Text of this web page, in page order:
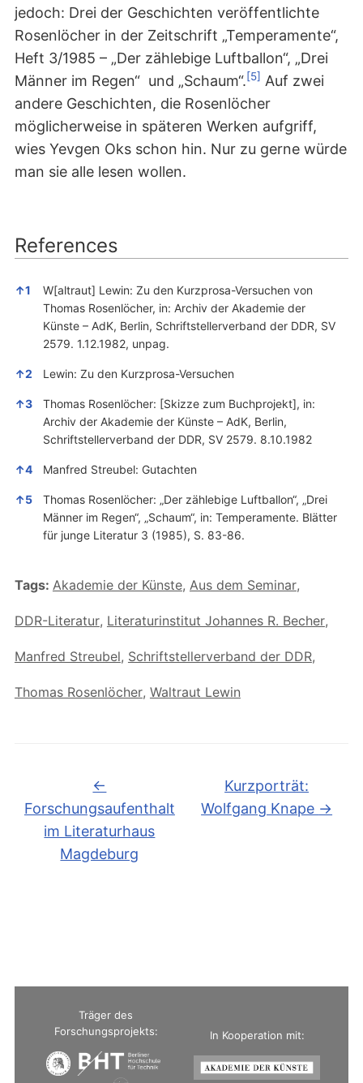
jedoch: Drei der Geschichten veröffentlichte
Rosenlöcher in der Zeitschrift „Temperamente“,
Heft 3/1985 – „Der zählebige Luftballon“, „Drei
Männer im Regen“ und „Schaum“.[5] Auf zwei
andere Geschichten, die Rosenlöcher
möglicherweise in späteren Werken aufgriff,
wies Yevgen Oks schon hin. Nur zu gerne würde
man sie alle lesen wollen.
References
↑1
W[altraut] Lewin: Zu den Kurzprosa-Versuchen von
Thomas Rosenlöcher, in: Archiv der Akademie der
Künste – AdK, Berlin, Schriftstellerverband der DDR, SV
2579. 1.12.1982, unpag.
↑2 Lewin: Zu den Kurzprosa-Versuchen
↑3
Thomas Rosenlöcher: [Skizze zum Buchprojekt], in:
Archiv der Akademie der Künste – AdK, Berlin,
Schriftstellerverband der DDR, SV 2579. 8.10.1982
↑4 Manfred Streubel: Gutachten
↑5
Thomas Rosenlöcher: „Der zählebige Luftballon“, „Drei
Männer im Regen“, „Schaum“, in: Temperamente. Blätter
für junge Literatur 3 (1985), S. 83-86.
Tags: Akademie der Künste, Aus dem Seminar,
DDR-Literatur, Literaturinstitut Johannes R. Becher,
Manfred Streubel, Schriftstellerverband der DDR,
Thomas Rosenlöcher, Waltraut Lewin
←
Forschungsaufenthalt
im Literaturhaus
Magdeburg
Kurzporträt:
Wolfgang Knape →
Träger des
Forschungsprojekts:
In Kooperation mit: